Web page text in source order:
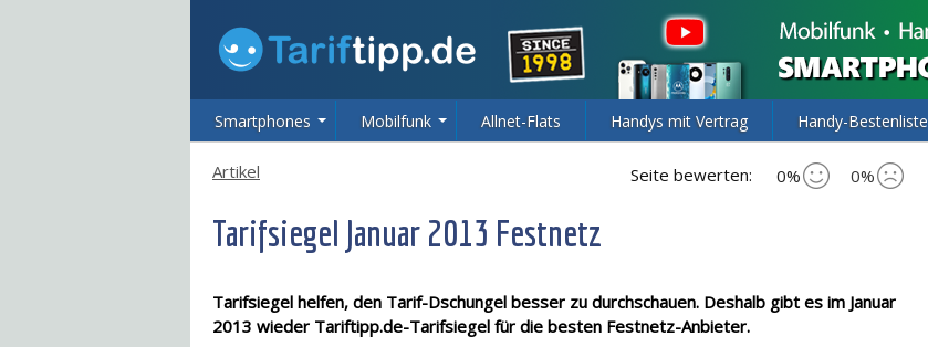
Smartphones Mobilfunk Allnet-Flats Handys mit Vertrag Handy-Bestenliste
Seite bewerten: 0% 0%
Artikel
Tarifsiegel Januar 2013 Festnetz
Tarifsiegel helfen, den Tarif-Dschungel besser zu durchschauen. Deshalb gibt es im Januar
2013 wieder Tariftipp.de-Tarifsiegel für die besten Festnetz-Anbieter.